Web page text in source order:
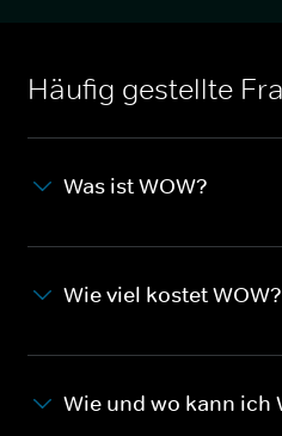
Häufig gestellte
Was ist WOW?
Wie viel kostet WOW?
Wie und wo kann ich